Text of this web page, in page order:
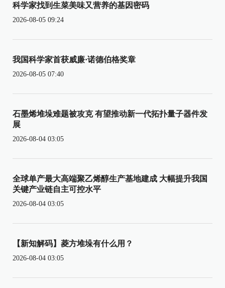
科学家找到生菜美味又营养的基因密码
2026-08-05 09:24
我国科学家首获威廉·诺德伯格奖章
2026-08-05 07:40
石墨烯堆垛难题被攻克 有望推动新一代拓扑量子器件发
展
2026-08-04 03:05
全球单产最大高端聚乙烯醇生产基地建成 大幅提升我国
关键产业链自主可控水平
2026-08-04 03:05
【新知解码】菱方堆垛有什么用？
2026-08-04 03:05